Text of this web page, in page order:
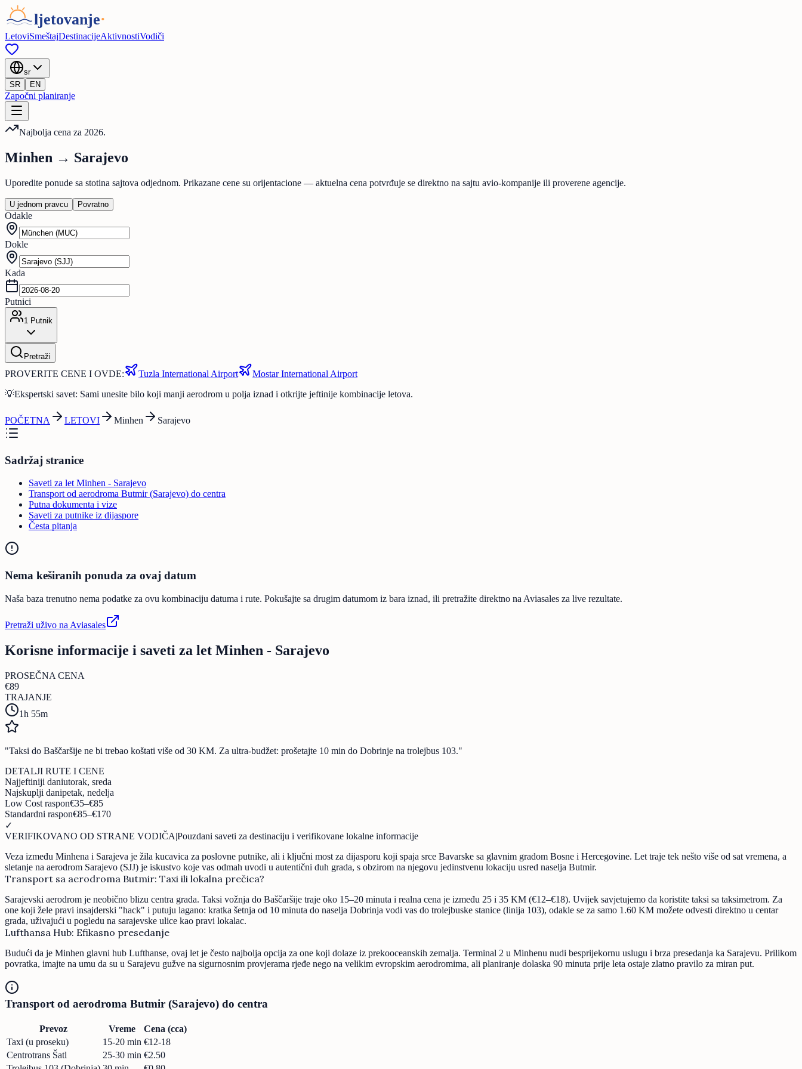
LetoviSmeštajDestinacijeAktivnostiVodiči
sr
SR
EN
Započni planiranje
Najbolja cena za 2026.
Minhen → Sarajevo
Uporedite ponude sa stotina sajtova odjednom. Prikazane cene su orijentacione — aktuelna cena potvrđuje se direktno na sajtu avio-kompanije ili proverene agencije.
U jednom pravcu Povratno
Odakle
Dokle
Kada
Putnici
1 Putnik
Pretraži
PROVERITE CENE I OVDE: Tuzla International Airport
Mostar International Airport
💡Ekspertski savet: Sami unesite bilo koji manji aerodrom u polja iznad i otkrijte jeftinije kombinacije letova.
POČETNA LETOVI Minhen Sarajevo
Sadržaj stranice
Saveti za let Minhen - Sarajevo
Transport od aerodroma Butmir (Sarajevo) do centra
Putna dokumenta i vize
Saveti za putnike iz dijaspore
Česta pitanja
Nema keširanih ponuda za ovaj datum
Naša baza trenutno nema podatke za ovu kombinaciju datuma i rute. Pokušajte sa drugim datumom iz bara iznad, ili pretražite direktno na Aviasales za live rezultate.
Pretraži uživo na Aviasales
Korisne informacije i saveti za let Minhen - Sarajevo
PROSEČNA CENA
€89
TRAJANJE
1h 55m
"Taksi do Baščaršije ne bi trebao koštati više od 30 KM. Za ultra-budžet: prošetajte 10 min do Dobrinje na trolejbus 103."
DETALJI RUTE I CENE
Najjeftiniji daniutorak, sreda
Najskuplji danipetak, nedelja
Low Cost raspon€35–€85
Standardni raspon€85–€170
✓
VERIFIKOVANO OD STRANE VODIČA|Pouzdani saveti za destinaciju i verifikovane lokalne informacije
Veza između Minhena i Sarajeva je žila kucavica za poslovne putnike, ali i ključni most za dijasporu koji spaja srce Bavarske sa glavnim gradom Bosne i Hercegovine. Let traje tek nešto više od sat vremena, a
sletanje na aerodrom Sarajevo (SJJ) je iskustvo koje vas odmah uvodi u autentični duh grada, s obzirom na njegovu jedinstvenu lokaciju usred naselja Butmir.
Transport sa aerodroma Butmir: Taxi ili lokalna prečica?
Sarajevski aerodrom je neobično blizu centra grada. Taksi vožnja do Baščaršije traje oko 15–20 minuta i realna cena je između 25 i 35 KM (€12–€18). Uvijek savjetujemo da koristite taksi sa taksimetrom. Za
one koji žele pravi insajderski "hack" i putuju lagano: kratka šetnja od 10 minuta do naselja Dobrinja vodi vas do trolejbuske stanice (linija 103), odakle se za samo 1.60 KM možete odvesti direktno u centar
grada, uživajući u pogledu na sarajevske ulice kao pravi lokalac.
Lufthansa Hub: Efikasno presedanje
Budući da je Minhen glavni hub Lufthanse, ovaj let je često najbolja opcija za one koji dolaze iz prekooceanskih zemalja. Terminal 2 u Minhenu nudi besprijekornu uslugu i brza presedanja ka Sarajevu. Prilikom
povratka, imajte na umu da su u Sarajevu gužve na sigurnosnim provjerama rjeđe nego na velikim evropskim aerodromima, ali planiranje dolaska 90 minuta prije leta ostaje zlatno pravilo za miran put.
Transport od aerodroma Butmir (Sarajevo) do centra
Prevoz Vreme
Cena (cca)
Taxi (u proseku)
15-20 min €12-18
Centrotrans Šatl
25-30 min €2.50